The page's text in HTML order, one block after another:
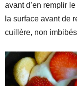
avant d’en remplir
la surface avant de
cuillère, non